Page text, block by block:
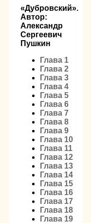
«Дубровский».
Автор:
Александр
Сергеевич
Пушкин
Глава 1
Глава 2
Глава 3
Глава 4
Глава 5
Глава 6
Глава 7
Глава 8
Глава 9
Глава 10
Глава 11
Глава 12
Глава 13
Глава 14
Глава 15
Глава 16
Глава 17
Глава 18
Глава 19